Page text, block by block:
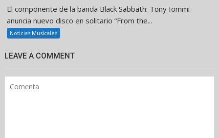
El componente de la banda Black Sabbath: Tony Iommi
anuncia nuevo disco en solitario “From the...
Noticias Musicales
LEAVE A COMMENT